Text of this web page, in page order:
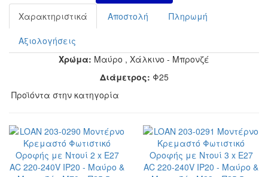
Χαρακτηριστικά
Αποστολή Πληρωμή
Αξιολογήσεις
Χρώμα: Μαύρο , Χάλκινο - Μπρονζέ
Διάμετρος: Φ25
Προϊόντα στην κατηγορία